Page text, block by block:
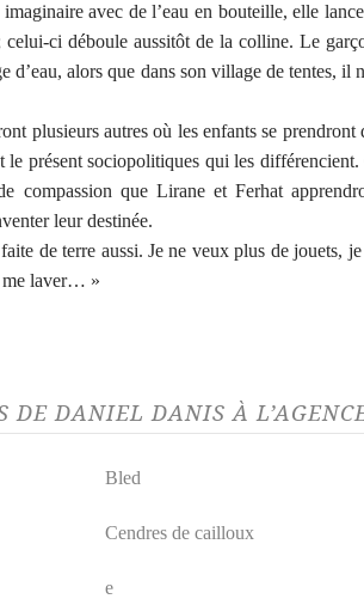
avec de l’eau en bouteille, elle
ci déboule aussitôt de la colline. Le
d’eau, alors que dans son village de tentes, il
plusieurs autres où les enfants se prendront
le présent sociopolitiques qui les différencient.
compassion que Lirane et Ferhat
leur destinée.
de terre aussi. Je ne veux plus de jouets,
me laver… »
DE DANIEL DANIS À
Bled
Cendres de cailloux
e